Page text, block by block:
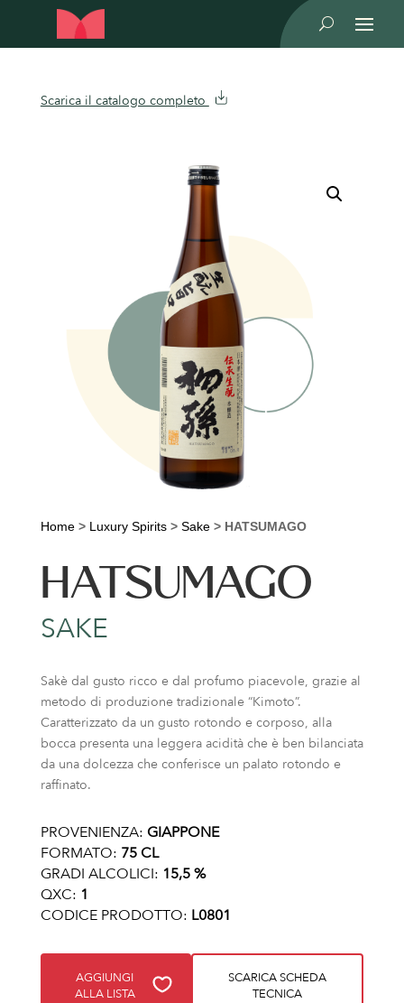
U
Scarica il catalogo completo
Home> Luxury Spirits> Sake> HATSUMAGO
HATSUMAGO
SAKE
Sakè dal gusto ricco e dal profumo piacevole, grazie al
metodo di produzione tradizionale “Kimoto”.
Caratterizzato da un gusto rotondo e corposo, alla
bocca presenta una leggera acidità che è ben bilanciata
da una dolcezza che conferisce un palato rotondo e
raffinato.
PROVENIENZA: GIAPPONE
FORMATO: 75 CL
GRADI ALCOLICI: 15,5 %
QXC: 1
CODICE PRODOTTO: L0801
AGGIUNGI
ALLA LISTA
SCARICA SCHEDA
TECNICA